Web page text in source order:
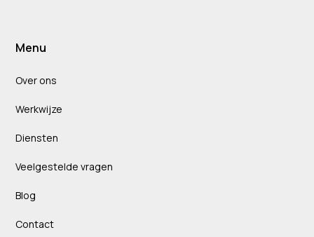
Menu
Over ons
Werkwijze
Diensten
Veelgestelde vragen
Blog
Contact